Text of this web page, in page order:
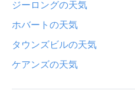
ジーロングの天気
ホバートの天気
タウンズビルの天気
ケアンズの天気